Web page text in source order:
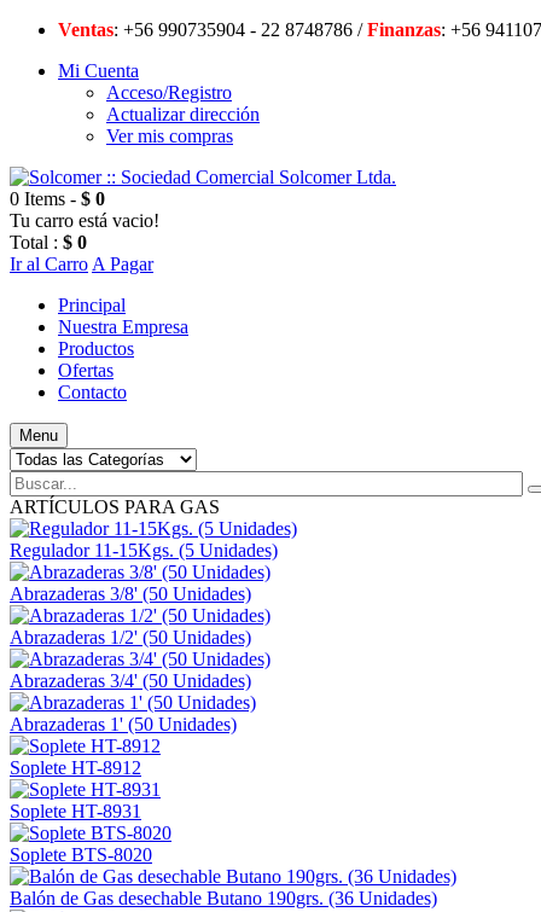
Ventas: +56 990735904 - 22 8748786 /Finanzas: +56
Mi Cuenta
Acceso/Registro
Actualizar dirección
Ver mis compras
0 Items - $ 0
Tu carro está vacio!
Total : $ 0
Ir al Carro A Pagar
Principal
Nuestra Empresa
Productos
Ofertas
Contacto
Menu
ARTÍCULOS PARA GAS
Regulador 11-15Kgs. (5 Unidades)
Abrazaderas 3/8' (50 Unidades)
Abrazaderas 1/2' (50 Unidades)
Abrazaderas 3/4' (50 Unidades)
Abrazaderas 1' (50 Unidades)
Soplete HT-8912
Soplete HT-8931
Soplete BTS-8020
Balón de Gas desechable Butano 190grs. (36 Unidades)